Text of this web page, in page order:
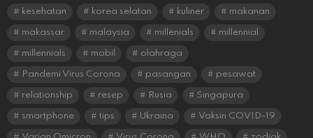
kesehatan korea selatan kuliner makanan
makassar malaysia millenials millennial
millennials mobil olahraga
Pandemi Virus Corona pasangan pesawat
relationship resep Rusia Singapura
smartphone tips Ukraina Vaksin COVID-19